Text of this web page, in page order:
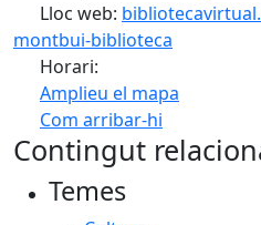
Lloc web:
montbui-biblioteca
Horari:
Amplieu el mapa
Com arribar-hi
+
Contingut
Temes